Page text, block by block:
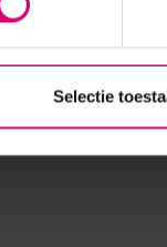
Selectie